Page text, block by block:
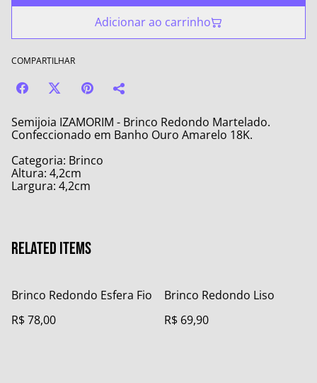
Adicionar ao carrinho
COMPARTILHAR
Semijoia IZAMORIM - Brinco Redondo Martelado.
Confeccionado em Banho Ouro Amarelo 18K.
Categoria: Brinco
Altura: 4,2cm
Largura: 4,2cm
Related items
Brinco Redondo Esfera Fio
R$ 78,00
Brinco Redondo Liso
R$ 69,90